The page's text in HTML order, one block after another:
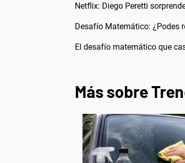
Netflix: Diego Peretti
Desafío Matemático: ¿Podes
El desafío matemático que
Más sobre